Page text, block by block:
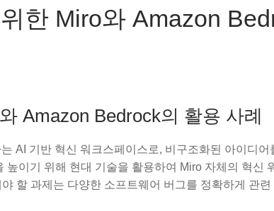
한 Miro와 Amazon
Amazon Bedrock의 활용 사례
AI 기반 혁신 워크스페이스로, 비구조화된 아이디어
이기 위해 현대 기술을 활용하여 Miro 자체의 혁신
할 과제는 다양한 소프트웨어 버그를 정확하게 관련